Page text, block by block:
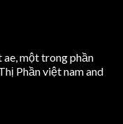
ae, một trong phần
Phần việt nam and